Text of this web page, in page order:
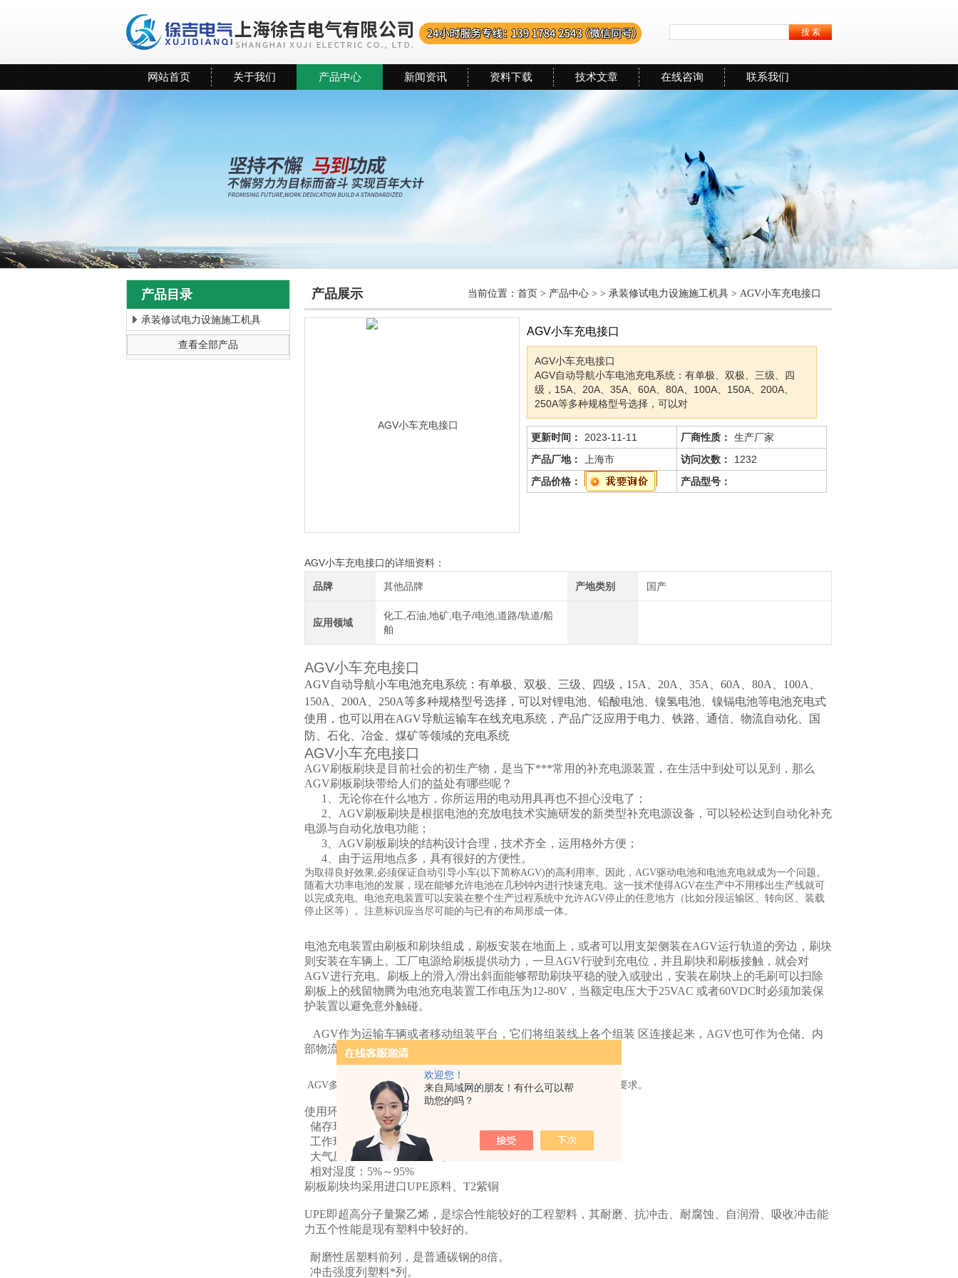
欢迎您！
来自局域网的朋友！有什么可以帮
助您的吗？
上海徐吉电气有限公司
网站首页 关于我们 产品中心 新闻资讯 资料下载 技术文章 在线咨询 联系我们
产品目录
承装修试电力设施施工机具
查看全部产品
产品展示 当前位置： 首页 > 产品中心 > > 承装修试电力设施施工机具 > AGV小车充电接口
AGV小车充电接口
AGV小车充电接口
AGV自动导航小车电池充电系统：有单极、双极、三级、四
级，15A、20A、35A、60A、80A、100A、150A、200A、
250A等多种规格型号选择，可以对
更新时间： 2023-11-11 厂商性质：
生产厂家
产品厂地：
上海市 访问次数：
1232
产品价格：
产品型号：
AGV小车充电接口的详细资料：
品牌 其他品牌 产地类别 国产
应用领域
化工,石油,地矿,电子/电池,道路/轨道/船
舶
AGV小车充电接口
AGV自动导航小车电池充电系统：有单极、双极、三级、四级，15A、20A、35A、60A、80A、100A、
150A、200A、250A等多种规格型号选择，可以对锂电池、铅酸电池、镍氢电池、镍镉电池等电池充电式
使用，也可以用在AGV导航运输车在线充电系统，产品广泛应用于电力、铁路、通信、物流自动化、国
防、石化、冶金、煤矿等领域的充电系统
AGV小车充电接口
AGV刷板刷块是目前社会的初生产物，是当下***常用的补充电源装置，在生活中到处可以见到，那么
AGV刷板刷块带给人们的益处有哪些呢？
1、无论你在什么地方，你所运用的电动用具再也不担心没电了；
2、AGV刷板刷块是根据电池的充放电技术实施研发的新类型补充电源设备，可以轻松达到自动化补充
电源与自动化放电功能；
3、AGV刷板刷块的结构设计合理，技术齐全，运用格外方便；
4、由于运用地点多，具有很好的方便性。
为取得良好效果,必须保证自动引导小车(以下简称AGV)的高利用率。因此，AGV驱动电池和电池充电就成为一个问题。
随着大功率电池的发展，现在能够允许电池在几秒钟内进行快速充电。这一技术使得AGV在生产中不用移出生产线就可
以完成充电。电池充电装置可以安装在整个生产过程系统中允许AGV停止的任意地方（比如分段运输区、转向区、装载
停止区等）。注意标识应当尽可能的与已有的布局形成一体。
电池充电装置由刷板和刷块组成，刷板安装在地面上，或者可以用支架侧装在AGV运行轨道的旁边，刷块
则安装在车辆上。工厂电源给刷板提供动力，一旦AGV行驶到充电位，并且刷块和刷板接触，就会对
AGV进行充电。刷板上的滑入/滑出斜面能够帮助刷块平稳的驶入或驶出，安装在刷块上的毛刷可以扫除
刷板上的残留物腾为电池充电装置工作电压为12-80V，当额定电压大于25VAC 或者60VDC时必须加装保
护装置以避免意外触碰。
AGV作为运输车辆或者移动组装平台，它们将组装线上各个组装 区连接起来，AGV也可作为仓储、内
部物流的运输车辆、或者是起升设备。
AGV多种应用领域不仅对车辆本身、对其电池充电装置也提出了更高的要求。
使用环境条件，常规件通用参数
储存环境温度：－25℃～＋60℃。
工作环境温度：－10℃～＋40℃。
大气压力：86kPa～106kPa。
相对湿度：5%～95%
刷板刷块均采用进口UPE原料、T2紫铜
UPE即超高分子量聚乙烯，是综合性能较好的工程塑料，其耐磨、抗冲击、耐腐蚀、自润滑、吸收冲击能
力五个性能是现有塑料中较好的。
耐磨性居塑料前列，是普通碳钢的8倍。
冲击强度列塑料*列。